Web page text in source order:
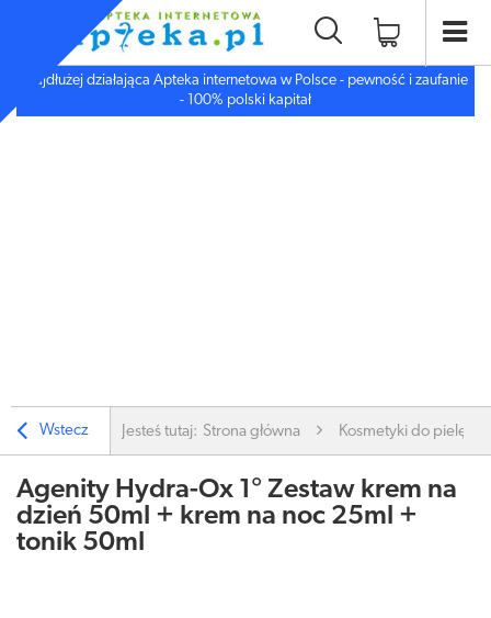
Najdłużej działająca Apteka internetowa w Polsce - pewność i zaufanie
- 100% polski kapitał
Wstecz Jesteś tutaj: Strona główna Kosmetyki do
Agenity Hydra-Ox 1° Zestaw krem na
dzień 50ml + krem na noc 25ml +
tonik 50ml